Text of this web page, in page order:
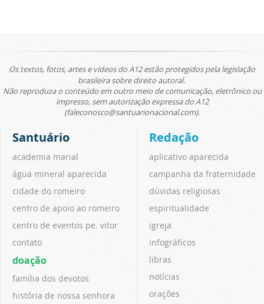
Os textos, fotos, artes e vídeos do A12 estão protegidos pela legislação
brasileira sobre direito autoral.
Não reproduza o conteúdo em outro meio de comunicação, eletrônico ou
impresso, sem autorização expressa do A12
(faleconosco@santuarionacional.com).
Santuário
academia marial
água mineral aparecida
cidade do romeiro
centro de apoio ao romeiro
centro de eventos pe. vitor
contato
doação
família dos devotos
história de nossa senhora
Redação
aplicativo aparecida
campanha da fraternidade
dúvidas religiosas
espiritualidade
igreja
infográficos
libras
notícias
orações